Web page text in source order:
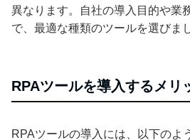
異なります。自社の導入目的や業
で、最適な種類のツールを選びま
RPAツールを導入するメリ
RPAツールの導入には、以下のよ